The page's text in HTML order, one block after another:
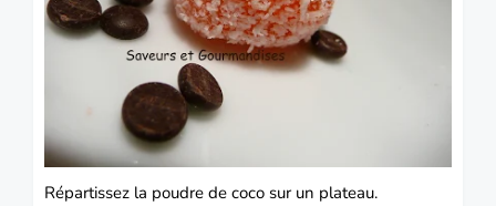
Répartissez la poudre de coco sur un plateau.